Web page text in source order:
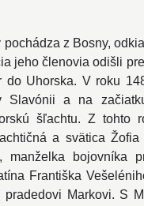
pochádza z Bosny,
jeho členovia odišli
do Uhorska. V roku
Slavónii a na
šľachtu. Z tohto
a svätica Žofia
bojovníka
Františka
Markovi. S